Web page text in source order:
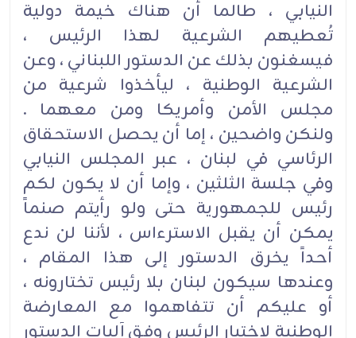
النيابي ، طالما أن هناك خيمة دولية
تُعطيهم الشرعية لهذا الرئيس ،
فيسغنون بذلك عن الدستور اللبناني ، وعن
الشرعية الوطنية ، ليأخذوا شرعية من
مجلس الأمن وأمريكا ومن معهما .
ولنكن واضحين ، إما أن يحصل الاستحقاق
الرئاسي في لبنان ، عبر المجلس النيابي
وفي جلسة الثلثين ، وإما أن لا يكون لكم
رئيس للجمهورية حتى ولو رأيتم صنماً
يمكن أن يقبل الاسترءاس ، لأننا لن ندع
أحداً يخرق الدستور إلى هذا المقام ،
وعندها سيكون لبنان بلا رئيس تختارونه ،
أو عليكم أن تتفاهموا مع المعارضة
الوطنية لاختيار الرئيس وفق آليات الدستور